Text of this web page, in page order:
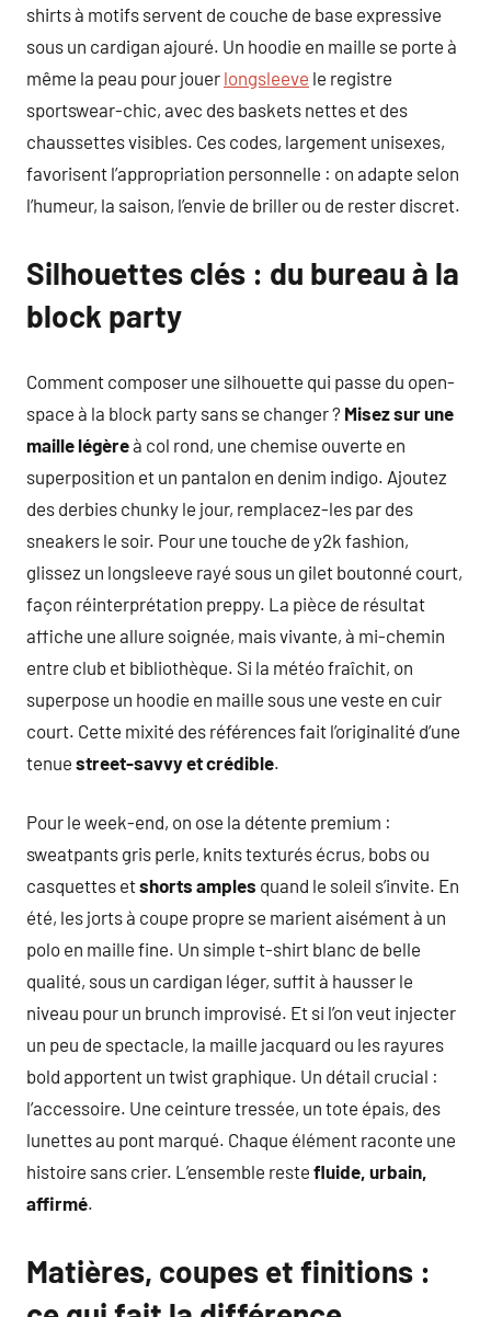
shirts à motifs servent de couche de base expressive
sous un cardigan ajouré. Un hoodie en maille se porte à
même la peau pour jouer longsleeve le registre
sportswear-chic, avec des baskets nettes et des
chaussettes visibles. Ces codes, largement unisexes,
favorisent l’appropriation personnelle : on adapte selon
l’humeur, la saison, l’envie de briller ou de rester discret.
Silhouettes clés : du bureau à la
block party
Comment composer une silhouette qui passe du open-
space à la block party sans se changer ? Misez sur une
maille légèreà col rond, une chemise ouverte en
superposition et un pantalon en denim indigo. Ajoutez
des derbies chunky le jour, remplacez-les par des
sneakers le soir. Pour une touche de y2k fashion,
glissez un longsleeve rayé sous un gilet boutonné court,
façon réinterprétation preppy. La pièce de résultat
affiche une allure soignée, mais vivante, à mi-chemin
entre club et bibliothèque. Si la météo fraîchit, on
superpose un hoodie en maille sous une veste en cuir
court. Cette mixité des références fait l’originalité d’une
tenue street-savvy et crédible.
Pour le week-end, on ose la détente premium :
sweatpants gris perle, knits texturés écrus, bobs ou
casquettes etshorts amples quand le soleil s’invite. En
été, les jorts à coupe propre se marient aisément à un
polo en maille fine. Un simple t-shirt blanc de belle
qualité, sous un cardigan léger, suffit à hausser le
niveau pour un brunch improvisé. Et si l’on veut injecter
un peu de spectacle, la maille jacquard ou les rayures
bold apportent un twist graphique. Un détail crucial :
l’accessoire. Une ceinture tressée, un tote épais, des
lunettes au pont marqué. Chaque élément raconte une
histoire sans crier. L’ensemble reste fluide, urbain,
affirmé.
Matières, coupes et finitions :